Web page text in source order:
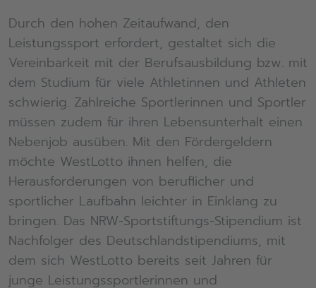
Durch den hohen Zeitaufwand, den
Leistungssport erfordert, gestaltet sich die
Vereinbarkeit mit der Berufsausbildung bzw. mit
dem Studium für viele Athletinnen und Athleten
schwierig. Zahlreiche Sportlerinnen und Sportler
müssen zudem für ihren Lebensunterhalt einen
Nebenjob ausüben. Mit den Fördergeldern
möchte WestLotto ihnen helfen, die
Herausforderungen von beruflicher und
sportlicher Laufbahn leichter in Einklang zu
bringen. Das NRW-Sportstiftungs-Stipendium ist
Nachfolger des Deutschlandstipendiums, mit
dem sich WestLotto bereits seit Jahren für
junge Leistungssportlerinnen und